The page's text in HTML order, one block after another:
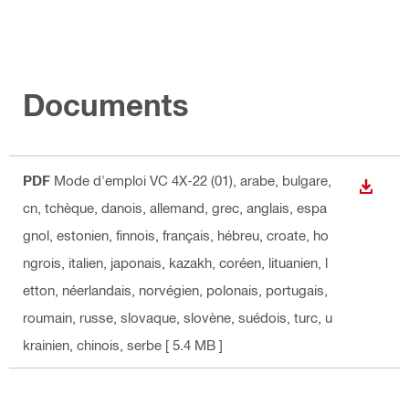
Documents
PDF Mode d'emploi VC 4X-22 (01) , arabe, bulgare,
cn, tchèque, danois, allemand, grec, anglais, espa
gnol, estonien, finnois, français, hébreu, croate, ho
ngrois, italien, japonais, kazakh, coréen, lituanien, l
etton, néerlandais, norvégien, polonais, portugais,
roumain, russe, slovaque, slovène, suédois, turc, u
krainien, chinois, serbe [ 5.4 MB ]